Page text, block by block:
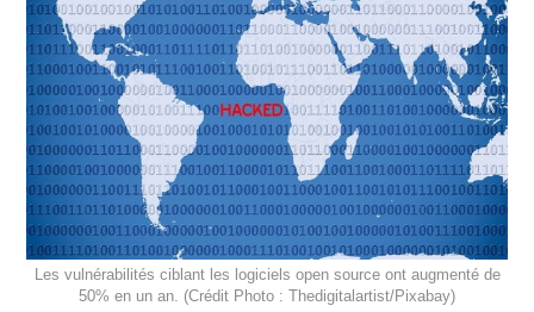
Les vulnérabilités ciblant les logiciels open source ont augmenté de
50% en un an. (Crédit Photo : Thedigitalartist/Pixabay)